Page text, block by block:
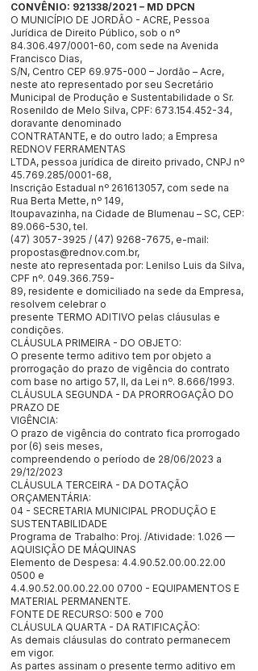
CONVÊNIO: 921338/2021 – MD DPCN
O MUNICÍPIO DE JORDÃO - ACRE, Pessoa
Jurídica de Direito Público, sob o nº
84.306.497/0001-60, com sede na Avenida
Francisco Dias,
S/N, Centro CEP 69.975-000 – Jordão – Acre,
neste ato representado por seu Secretário
Municipal de Produção e Sustentabilidade o Sr.
Rosenildo de Melo Silva, CPF: 673.154.452-34,
doravante denominado
CONTRATANTE, e do outro lado; a Empresa
REDNOV FERRAMENTAS
LTDA, pessoa jurídica de direito privado, CNPJ nº
45.769.285/0001-68,
Inscrição Estadual nº 261613057, com sede na
Rua Berta Mette, nº 149,
Itoupavazinha, na Cidade de Blumenau – SC, CEP:
89.066-530, tel.
(47) 3057-3925 / (47) 9268-7675, e-mail:
propostas@rednov.com.br,
neste ato representada por: Lenilso Luis da Silva,
CPF nº. 049.366.759-
89, residente e domiciliado na sede da Empresa,
resolvem celebrar o
presente TERMO ADITIVO pelas cláusulas e
condições.
CLÁUSULA PRIMEIRA - DO OBJETO:
O presente termo aditivo tem por objeto a
prorrogação do prazo de vigência do contrato
com base no artigo 57, II, da Lei nº. 8.666/1993.
CLÁUSULA SEGUNDA - DA PRORROGAÇÃO DO
PRAZO DE
VIGÊNCIA:
O prazo de vigência do contrato fica prorrogado
por (6) seis meses,
compreendendo o período de 28/06/2023 a
29/12/2023
CLÁUSULA TERCEIRA - DA DOTAÇÃO
ORÇAMENTÁRIA:
04 - SECRETARIA MUNICIPAL PRODUÇÃO E
SUSTENTABILIDADE
Programa de Trabalho: Proj. /Atividade: 1.026 —
AQUISIÇÃO DE MÁQUINAS
Elemento de Despesa: 4.4.90.52.00.00.22.00
0500 e
4.4.90.52.00.00.22.00 0700 - EQUIPAMENTOS E
MATERIAL PERMANENTE.
FONTE DE RECURSO: 500 e 700
CLÁUSULA QUARTA - DA RATIFICAÇÃO:
As demais cláusulas do contrato permanecem
em vigor.
As partes assinam o presente termo aditivo em